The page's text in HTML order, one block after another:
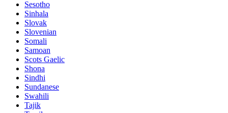
Sesotho
Sinhala
Slovak
Slovenian
Somali
Samoan
Scots Gaelic
Shona
Sindhi
Sundanese
Swahili
Tajik